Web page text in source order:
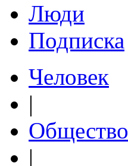
Люди
Подписка
Человек
|
Общество
|